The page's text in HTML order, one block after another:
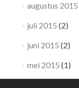
augustus 2015
juli 2015 (2)
juni 2015 (2)
mei 2015 (1)